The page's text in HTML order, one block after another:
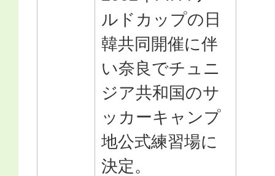
ルドカップの日
韓共同開催に伴
い奈良でチュニ
ジア共和国のサ
ッカーキャンプ
地公式練習場に
決定。